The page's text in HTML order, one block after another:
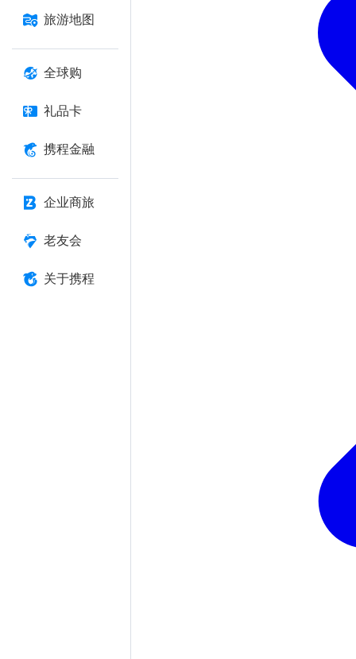
旅游地图
全球购
礼品卡
携程金融
企业商旅
老友会
关于携程